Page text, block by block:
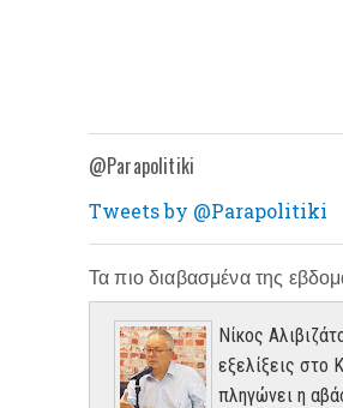
@Parapolitiki
Tweets by @Parapolitiki
Τα πιο διαβασμένα της
Νίκος
εξελίξεις στο
πληγώνει η